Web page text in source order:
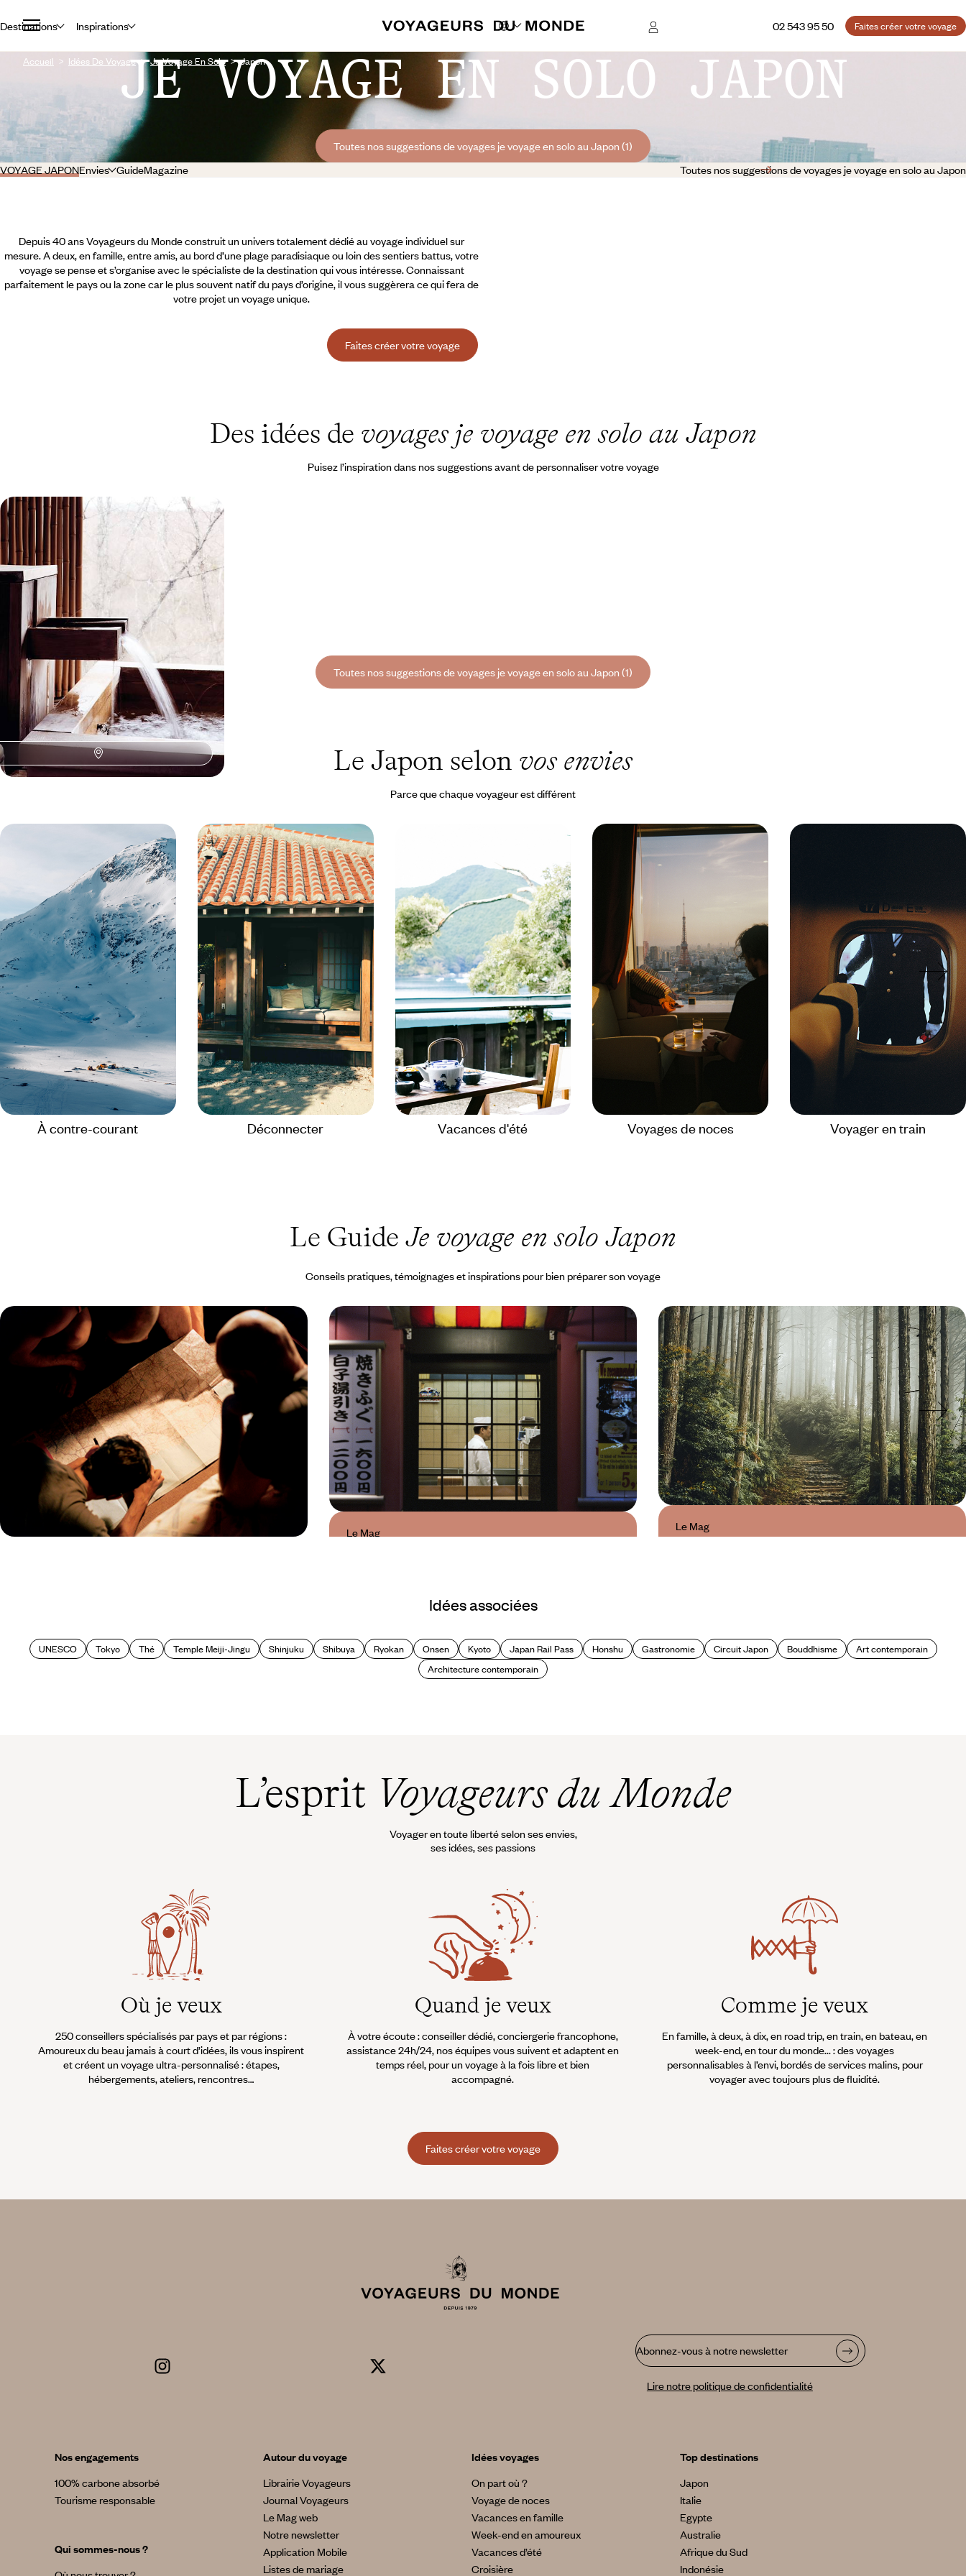
Destinations Inspirations 02 543 95 50 Faites créer votre voyage
Accueil Idées De Voyage Je Voyage En Solo Japon
JE VOYAGE EN SOLO JAPON
Toutes nos suggestions de voyages je voyage en solo au Japon (1)
VOYAGE JAPONEnvies GuideMagazine Toutes nos suggestions de voyages je voyage en solo au Japon
Depuis 40 ans Voyageurs du Monde construit un univers totalement dédié au voyage individuel sur
mesure. A deux, en famille, entre amis, au bord d’une plage paradisiaque ou loin des sentiers battus, votre
voyage se pense et s’organise avec le spécialiste de la destination qui vous intéresse. Connaissant
parfaitement le pays ou la zone car le plus souvent natif du pays d’origine, il vous suggèrera ce qui fera de
votre projet un voyage unique.
Faites créer votre voyage
Des idées de voyages je voyage en solo au Japon
Puisez l’inspiration dans nos suggestions avant de personnaliser votre voyage
De Tokyo à Kyoto en train - Japon
urbain et pause onsen
Poser un premier pied au Japon et, de buildings
en temples, sentir battre le cœur du pays
11 jours, de 4100 à 5700 €
Toutes nos suggestions de voyages je voyage en solo au Japon (1)
Le Japon selon vos envies
Parce que chaque voyageur est différent
À contre-courant Déconnecter Vacances d'été Voyages de noces Voyager en train
Le Guide Je voyage en solo Japon
Conseils pratiques, témoignages et inspirations pour bien préparer son voyage
Le Mag Le Mag
Idées associées
UNESCO Tokyo Thé Temple Meiji-Jingu Shinjuku Shibuya Ryokan Onsen Kyoto Japan Rail Pass Honshu Gastronomie Circuit Japon Bouddhisme
Art contemporain
Architecture contemporain
L’esprit Voyageurs du Monde
Voyager en toute liberté selon ses envies,
ses idées, ses passions
Où je veux
250 conseillers spécialisés par pays et par régions :
Amoureux du beau jamais à court d’idées, ils vous inspirent
et créent un voyage ultra-personnalisé : étapes,
hébergements, ateliers, rencontres…
Quand je veux
À votre écoute : conseiller dédié, conciergerie francophone,
assistance 24h/24, nos équipes vous suivent et adaptent en
temps réel, pour un voyage à la fois libre et bien
accompagné.
Comme je veux
En famille, à deux, à dix, en road trip, en train, en bateau, en
week-end, en tour du monde... : des voyages
personnalisables à l’envi, bordés de services malins, pour
voyager avec toujours plus de fluidité.
Faites créer votre voyage
Abonnez-vous à notre newsletter
Lire notre politique de confidentialité
Nos engagements
100% carbone absorbé
Tourisme responsable
Qui sommes-nous ?
Autour du voyage
Librairie Voyageurs
Journal Voyageurs
Le Mag web
Notre newsletter
Application Mobile
Listes de mariage
Idées voyages
On part où ?
Voyage de noces
Vacances en famille
Week-end en amoureux
Vacances d’été
Croisière
Top destinations
Japon
Italie
Egypte
Australie
Afrique du Sud
Indonésie